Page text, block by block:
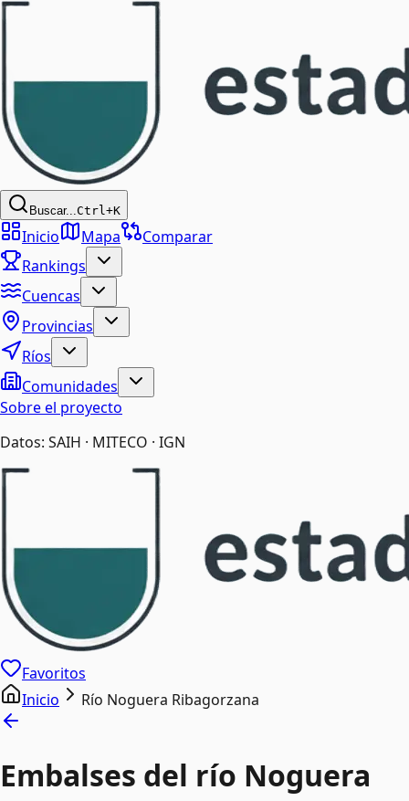
Buscar...Ctrl+K
Inicio Mapa
Comparar
Rankings
Cuencas
Provincias
Ríos
Comunidades
Sobre el proyecto
Datos: SAIH · MITECO · IGN
Favoritos
Inicio
Río Noguera Ribagorzana
Embalses del río Noguera